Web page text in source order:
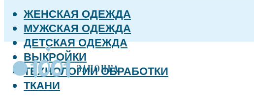
ЖЕНСКАЯ ОДЕЖДА
МУЖСКАЯ ОДЕЖДА
ДЕТСКАЯ ОДЕЖДА
ВЫКРОЙКИ
ТЕХНОЛОГИИ ОБРАБОТКИ
ТКАНИ